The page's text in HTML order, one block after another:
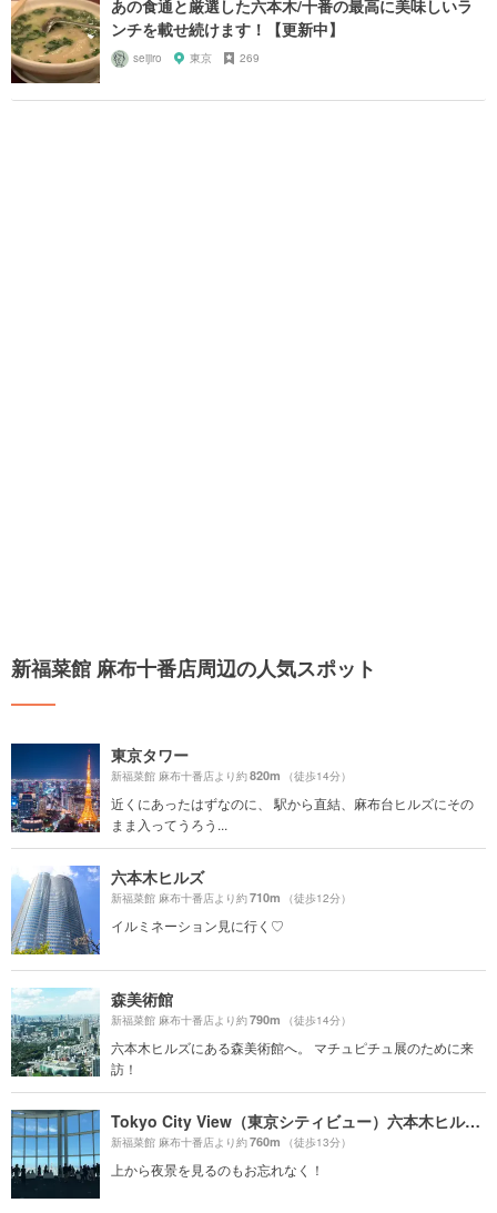
あの食通と厳選した六本木/十番の最高に美味しいラ
ンチを載せ続けます！【更新中】
seijiro 東京 269
新福菜館 麻布十番店周辺の人気スポット
東京タワー
新福菜館 麻布十番店より約820m （徒歩14分）
近くにあったはずなのに、 駅から直結、麻布台ヒルズにその
まま入ってうろう...
六本木ヒルズ
新福菜館 麻布十番店より約710m （徒歩12分）
イルミネーション見に行く♡
森美術館
新福菜館 麻布十番店より約790m （徒歩14分）
六本木ヒルズにある森美術館へ。 マチュピチュ展のために来
訪！
Tokyo City View（東京シティビュー）六本木ヒルズ展望台
新福菜館 麻布十番店より約760m （徒歩13分）
上から夜景を見るのもお忘れなく！